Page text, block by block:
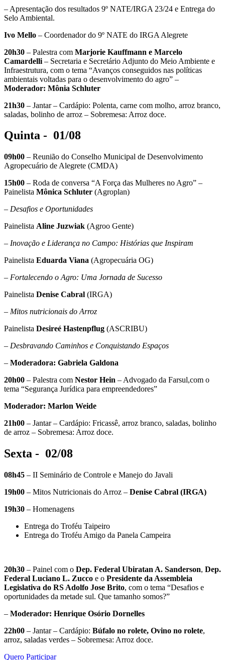
– Apresentação dos resultados 9º NATE/IRGA 23/24 e Entrega do
Selo Ambiental.
Ivo Mello – Coordenador do 9º NATE do IRGA Alegrete
20h30 – Palestra com Marjorie Kauffmann e Marcelo
Camardelli – Secretaria e Secretário Adjunto do Meio Ambiente e
Infraestrutura, com o tema “Avanços conseguidos nas políticas
ambientais voltadas para o desenvolvimento do agro” –
Moderador: Mônia Schluter
21h30 – Jantar – Cardápio: Polenta, carne com molho, arroz branco,
saladas, bolinho de arroz – Sobremesa: Arroz doce.
Quinta - 01/08
09h00 – Reunião do Conselho Municipal de Desenvolvimento
Agropecuário de Alegrete (CMDA)
15h00 – Roda de conversa “A Força das Mulheres no Agro” –
Painelista Mônica Schluter (Agroplan)
– Desafios e Oportunidades
Painelista Aline Juzwiak (Agroo Gente)
– Inovação e Liderança no Campo: Histórias que Inspiram
Painelista Eduarda Viana (Agropecuária OG)
– Fortalecendo o Agro: Uma Jornada de Sucesso
Painelista Denise Cabral (IRGA)
– Mitos nutricionais do Arroz
Painelista Desireé Hastenpflug (ASCRIBU)
– Desbravando Caminhos e Conquistando Espaços
– Moderadora: Gabriela Galdona
20h00 – Palestra com Nestor Hein – Advogado da Farsul,com o
tema “Segurança Jurídica para empreendedores”
Moderador: Marlon Weide
21h00 – Jantar – Cardápio: Fricassê, arroz branco, saladas, bolinho
de arroz – Sobremesa: Arroz doce.
Sexta - 02/08
08h45 – II Seminário de Controle e Manejo do Javali
19h00 – Mitos Nutricionais do Arroz – Denise Cabral (IRGA)
19h30 – Homenagens
Entrega do Troféu Taipeiro
Entrega do Troféu Amigo da Panela Campeira
20h30 – Painel com o Dep. Federal Ubiratan A. Sanderson, Dep.
Federal Luciano L. Zucco e o Presidente da Assembleia
Legislativa do RS Adolfo Jose Brito, com o tema “Desafios e
oportunidades da metade sul. Que tamanho somos?”
– Moderador: Henrique Osório Dornelles
22h00 – Jantar – Cardápio: Búfalo no rolete, Ovino no rolete,
arroz, saladas verdes – Sobremesa: Arroz doce.
Quero Participar